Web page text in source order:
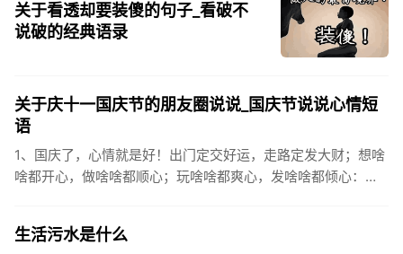
关于看透却要装傻的句子_看破不
说破的经典语录
关于庆十一国庆节的朋友圈说说_国庆节说说心情短
语
1、国庆了，心情就是好！出门定交好运，走路定发大财；想啥
啥都开心，做啥啥都顺心；玩啥啥都爽心，发啥啥都倾心：祝
生活污水是什么